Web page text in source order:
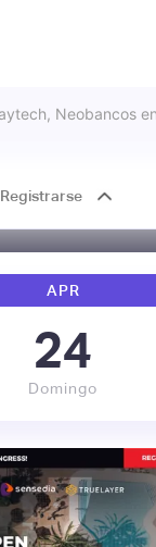
Registrarse
APR
24
Domingo